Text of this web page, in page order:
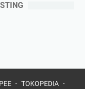
TOKOPEDIA